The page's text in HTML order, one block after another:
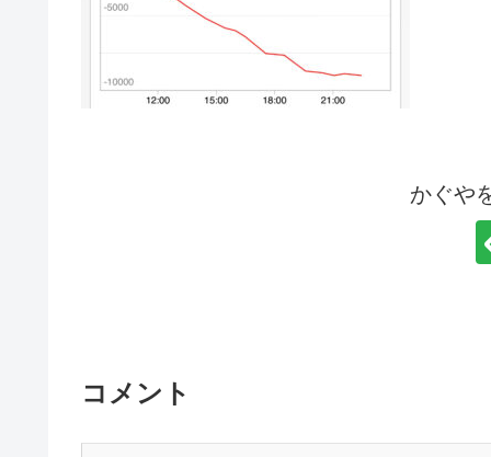
かぐや
コメント